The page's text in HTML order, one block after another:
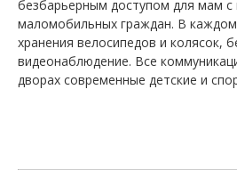
безбарьерным доступом для мам
маломобильных граждан. В
хранения велосипедов и колясок,
видеонаблюдение. Все
дворах современные детские и